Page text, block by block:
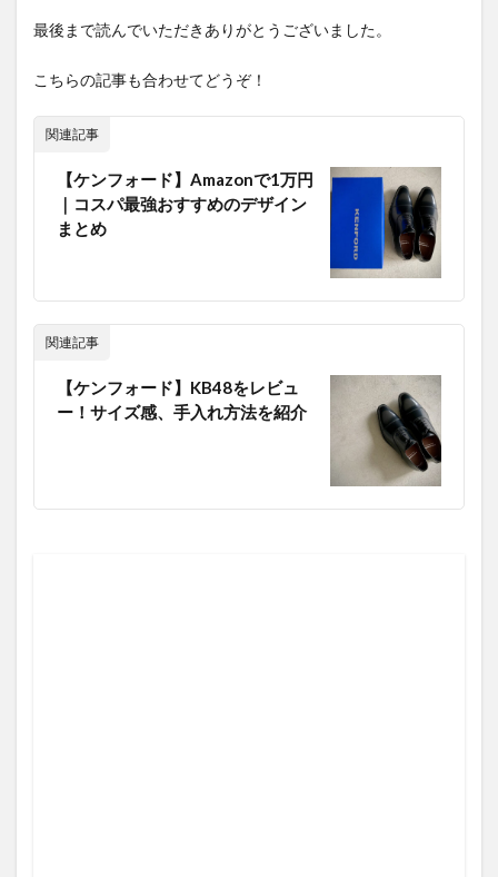
最後まで読んでいただきありがとうございました。
こちらの記事も合わせてどうぞ！
関連記事
【ケンフォード】Amazonで1万円
｜コスパ最強おすすめのデザイン
まとめ
関連記事
【ケンフォード】KB48をレビュ
ー！サイズ感、手入れ方法を紹介